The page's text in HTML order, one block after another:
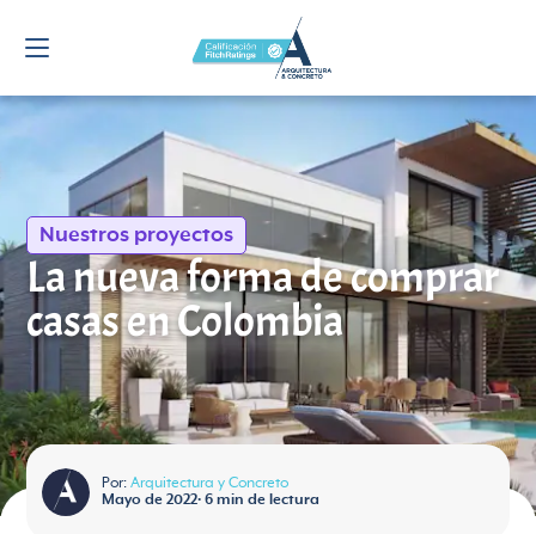
Nuestros proyectos
La nueva forma de comprar
casas en Colombia
Por: Arquitectura y Concreto
Mayo de 2022• 6min de lectura